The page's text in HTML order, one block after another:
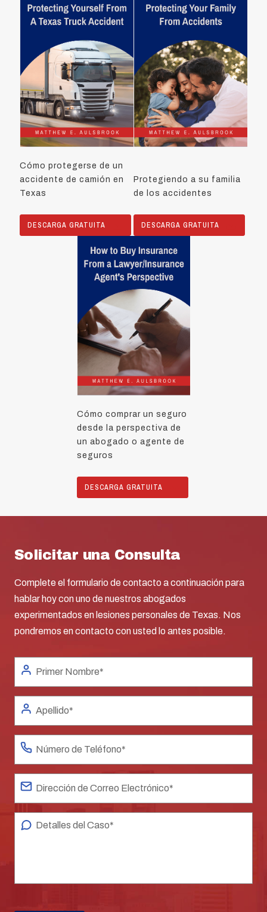
Cómo protegerse de un
accidente de camión en
Texas
DESCARGA GRATUITA
Protegiendo a su familia
de los accidentes
DESCARGA GRATUITA
Cómo comprar un seguro
desde la perspectiva de
un abogado o agente de
seguros
DESCARGA GRATUITA
Solicitar una Consulta
Complete el formulario de contacto a continuación para
hablar hoy con uno de nuestros abogados
experimentados en lesiones personales de Texas. Nos
pondremos en contacto con usted lo antes posible.